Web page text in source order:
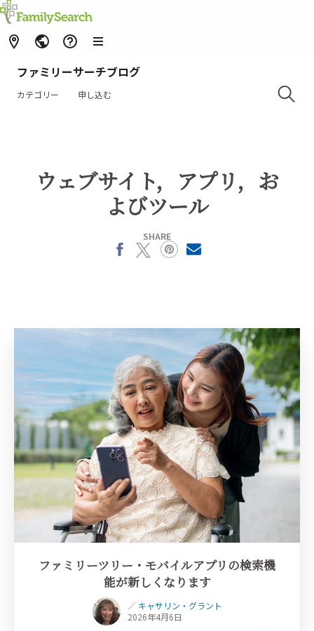
ファミリーサーチブログ
カテゴリー 申し込む
ウェブサイト，アプリ，お
よびツール
SHARE
X
ファミリーツリー・モバイルアプリの検索機
能が新しくなります
／ キャサリン・グラント
2026年4月6日